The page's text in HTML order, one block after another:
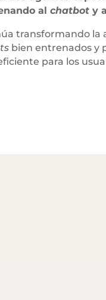
alchatboty
transformando
bien entrenados y
para los